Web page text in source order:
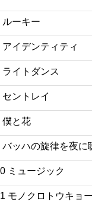
ルーキー
アイデンティティ
ライトダンス
セントレイ
僕と花
バッハの旋律を夜に
ミュージック
モノクロトウキョー